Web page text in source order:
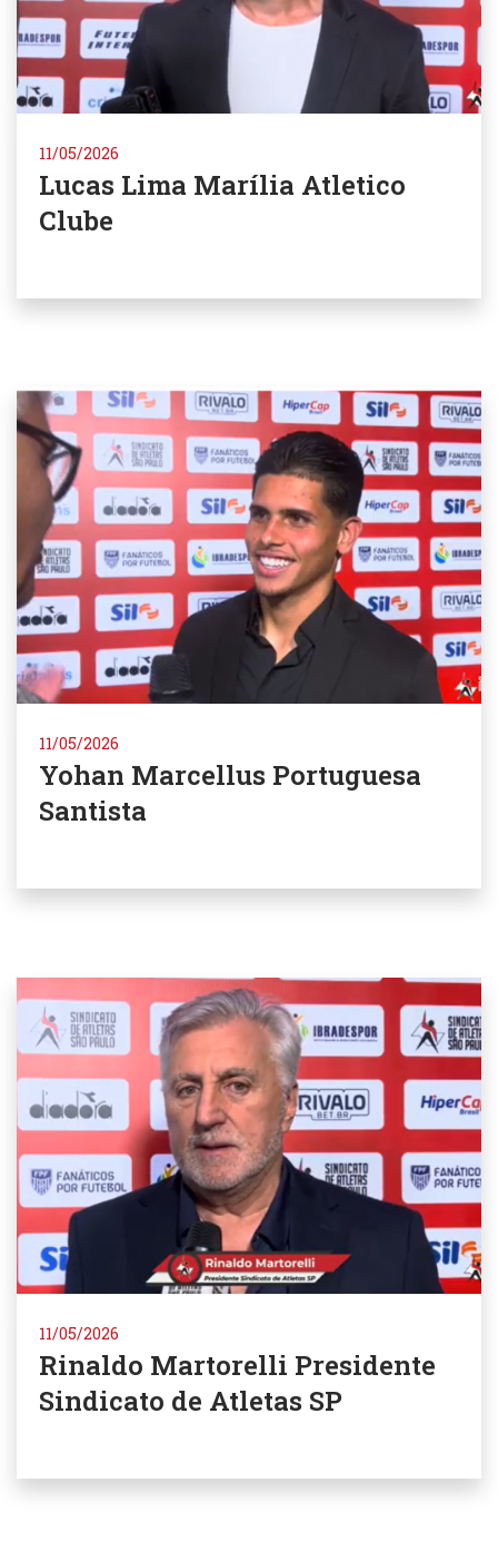
11/05/2026
Lucas Lima Marília Atletico
Clube
11/05/2026
Yohan Marcellus Portuguesa
Santista
11/05/2026
Rinaldo Martorelli Presidente
Sindicato de Atletas SP